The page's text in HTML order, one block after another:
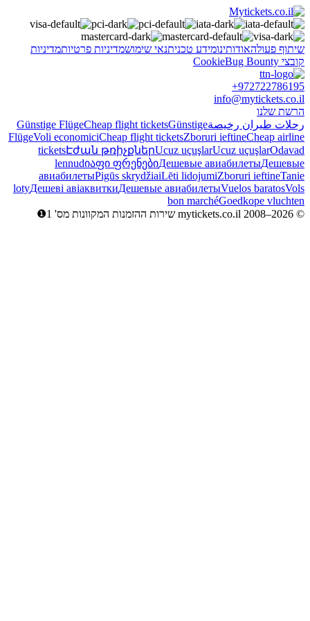
שיתוף פעולהאודותינומידע טכניתנאי שימושמדיניות פרטיותמדיניות
קובצי Cookie Bug Bounty
+972722786195
info@mytickets.co.il
הרשת שלנו
رحلات طيران رخيصة
Günstige FlügeCheap flight ticketsGünstige
FlügeVoli economiciCheap flight ticketsZboruri ieftineCheap airline
ticketsԷժան թռիչքներUcuz uçuşlarUcuz uçuşlarOdavad
lennudიაფი ფრენებიДешевые авиабилетыДешевые
авиабилетыPigūs skrydžiaiLēti lidojumiZboruri ieftineTanie
lotyДешеві авіаквиткиДешевые авиабилетыVuelos baratosVols
bon marchéGoedkope vluchten
© mytickets.co.il 2008–2026 שירות ההזמנות המקוונות מס' 1❶